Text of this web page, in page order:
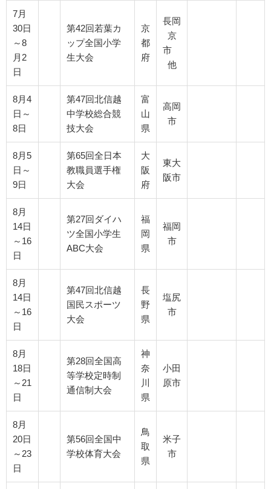
7月
30日
～8
月2
日
第42回若葉カ
ップ全国小学
生大会
京
都
府
長岡
京
市
他
8月4
日～
8日
第47回北信越
中学校総合競
技大会
富
山
県
高岡
市
8月5
日～
9日
第65回全日本
教職員選手権
大会
大
阪
府
東大
阪市
8月
14日
～16
日
第27回ダイハ
ツ全国小学生
ABC大会
福
岡
県
福岡
市
8月
14日
～16
日
第47回北信越
国民スポーツ
大会
長
野
県
塩尻
市
8月
18日
～21
日
第28回全国高
等学校定時制
通信制大会
神
奈
川
県
小田
原市
8月
20日
～23
日
第56回全国中
学校体育大会
鳥
取
県
米子
市